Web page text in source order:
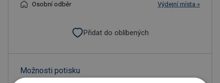
Osobní odběr Výdejní místa »
Přidat do oblíbených
Možnosti potisku